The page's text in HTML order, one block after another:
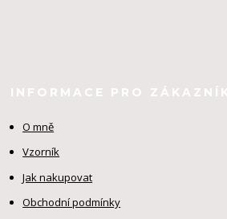
INFORMACE PRO
O mně
Vzorník
Jak nakupovat
Obchodní podmínky